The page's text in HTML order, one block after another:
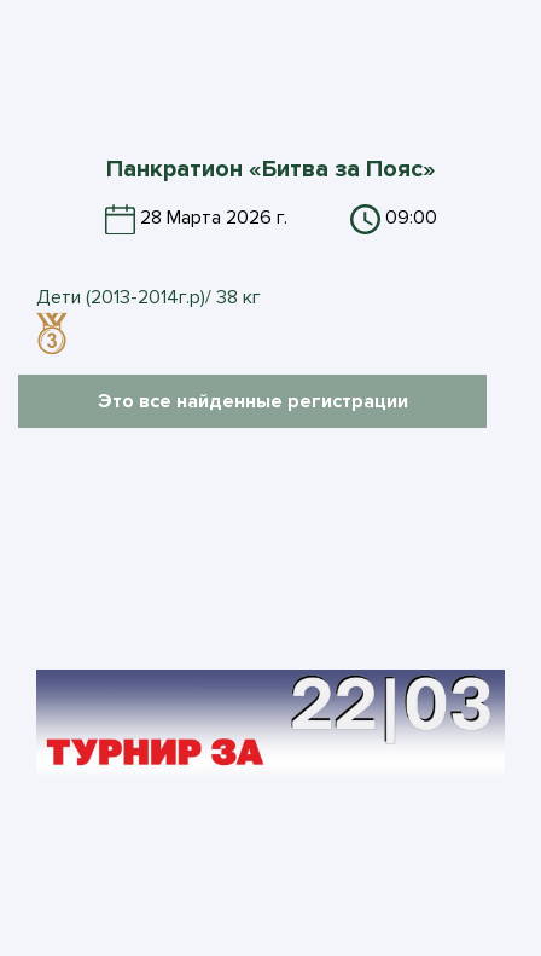
Панкратион «Битва за Пояс»
28 Марта 2026 г. 09:00
Дети (2013-2014г.р)/ 38 кг
Это все найденные регистрации